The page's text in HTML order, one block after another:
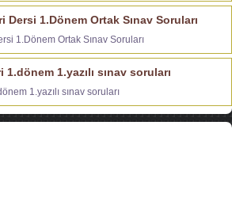
Dersi 1.Dönem Ortak Sınav Soruları
1.Dönem Ortak Sınav Soruları
1.dönem 1.yazılı sınav soruları
1.yazılı sınav soruları